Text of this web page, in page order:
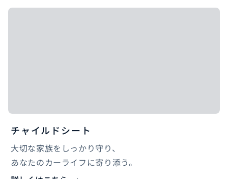
チャイルドシート
大切な家族をしっかり守り、
あなたのカーライフに寄り添う。